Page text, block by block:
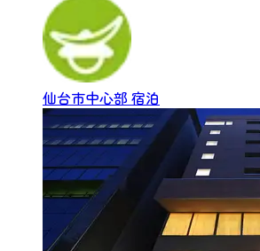
仙台市中心部 宿泊